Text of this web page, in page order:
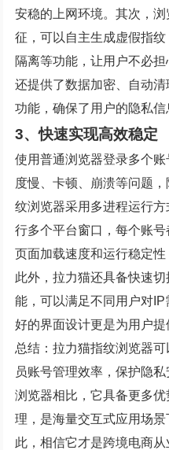
安稳的上网环境。其次，
征，可以自主生成虚假指
隔离等功能，让用户不必
还提供了数据加密、自动
功能，确保了用户的隐私信
3、快速实现高效稳定
使用普通浏览器登录多个
度慢、卡顿、崩溃等问题
纹浏览器采用多进程运行
行多个平台窗口，每个账
页面加载速度和运行稳定性
此外，拉力猫还具备快速
能，可以满足不同用户对
好的界面设计更是为用户提
总结：拉力猫指纹浏览器
员账号管理效率，保护隐
浏览器相比，它具备更多
理，是海量交互式应用场
此，相信它才是跨境电商从